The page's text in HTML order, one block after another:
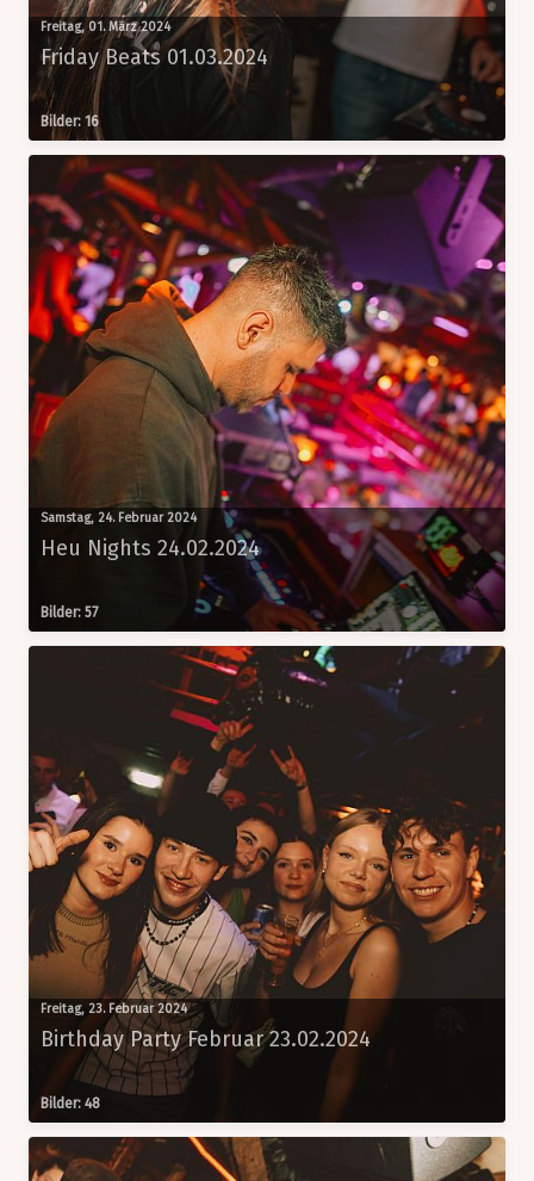
Freitag, 01. März 2024
Friday Beats 01.03.2024
Bilder: 16
Samstag, 24. Februar 2024
Heu Nights 24.02.2024
Bilder: 57
Freitag, 23. Februar 2024
Birthday Party Februar 23.02.2024
Bilder: 48